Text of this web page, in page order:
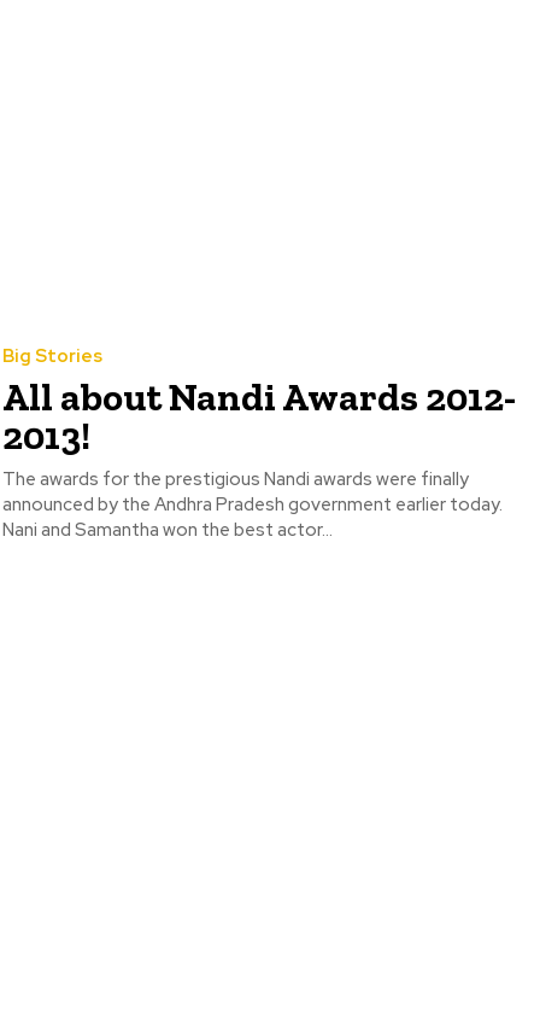
Big Stories
All about Nandi Awards 2012-
2013!
The awards for the prestigious Nandi awards were finally
announced by the Andhra Pradesh government earlier today.
Nani and Samantha won the best actor...